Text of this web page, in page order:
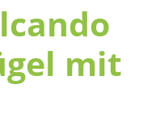
mit